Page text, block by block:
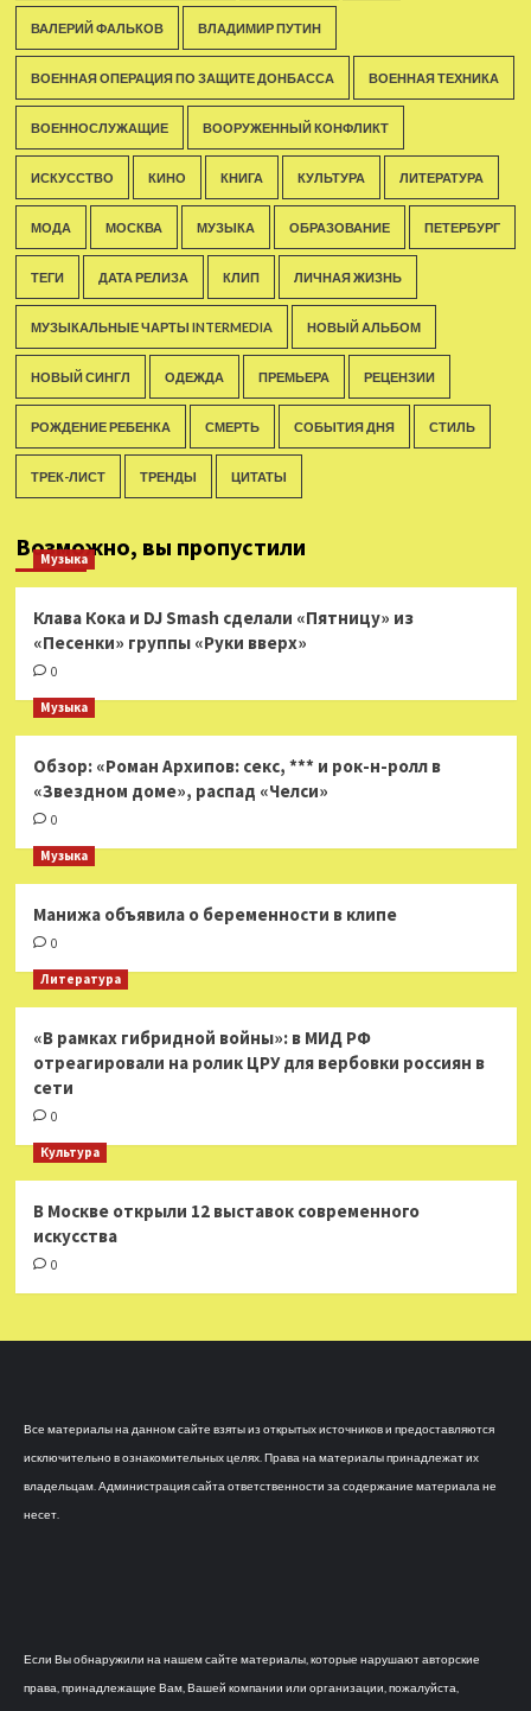
ВАЛЕРИЙ ФАЛЬКОВ ВЛАДИМИР ПУТИН
ВОЕННАЯ ОПЕРАЦИЯ ПО ЗАЩИТЕ ДОНБАССА ВОЕННАЯ ТЕХНИКА
ВОЕННОСЛУЖАЩИЕ ВООРУЖЕННЫЙ КОНФЛИКТ
ИСКУССТВО КИНО КНИГА КУЛЬТУРА ЛИТЕРАТУРА
МОДА МОСКВА МУЗЫКА ОБРАЗОВАНИЕ ПЕТЕРБУРГ
ТЕГИ ДАТА РЕЛИЗА КЛИП ЛИЧНАЯ ЖИЗНЬ
МУЗЫКАЛЬНЫЕ ЧАРТЫ INTERMEDIA НОВЫЙ АЛЬБОМ
НОВЫЙ СИНГЛ ОДЕЖДА ПРЕМЬЕРА РЕЦЕНЗИИ
РОЖДЕНИЕ РЕБЕНКА СМЕРТЬ СОБЫТИЯ ДНЯ СТИЛЬ
ТРЕК-ЛИСТ ТРЕНДЫ ЦИТАТЫ
Возможно, вы пропустили
Музыка
Клава Кока и DJ Smash сделали «Пятницу» из
«Песенки» группы «Руки вверх»
0
Музыка
Обзор: «Роман Архипов: секс, *** и рок-н-ролл в
«Звездном доме», распад «Челси»
0
Музыка
Манижа объявила о беременности в клипе
0
Литература
«В рамках гибридной войны»: в МИД РФ
отреагировали на ролик ЦРУ для вербовки россиян в
сети
0
Культура
В Москве открыли 12 выставок современного
искусства
0
Все материалы на данном сайте взяты из открытых источников и предоставляются
исключительно в ознакомительных целях. Права на материалы принадлежат их
владельцам. Администрация сайта ответственности за содержание материала не
несет.
Если Вы обнаружили на нашем сайте материалы, которые нарушают авторские
права, принадлежащие Вам, Вашей компании или организации, пожалуйста,